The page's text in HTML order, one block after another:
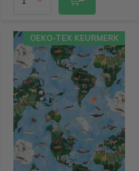
OEKO-TEX KEURMERK